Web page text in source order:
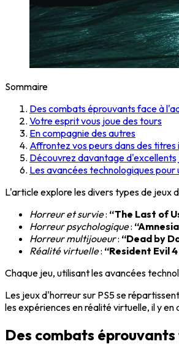
Sommaire
Des combats éprouvants face à
Votre esprit vous joue des tours
En compagnie des autres
Affrontez vos peurs dans des titres
Découvrez davantage d'excellents
Les avancées technologiques
L'article explore les divers types de jeux
Horreur et survie: “The Last of
Horreur psychologique:
Horreur multijoueur: “Dead by
Réalité virtuelle: “Resident Evil
Chaque jeu, utilisant les avancées
Les jeux d'horreur sur PS5 se
les expériences en réalité virtuelle, il y en
Des combats